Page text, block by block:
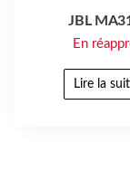
JBL
En
Lire la